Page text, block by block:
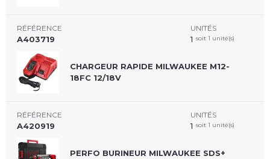
RÉFÉRENCE
A403719
CHARGEUR RAPIDE MILWAUKEE M12-
18FC 12/18V
UNITÉS
1 soit 1 unité(s)
RÉFÉRENCE
A420919
PERFO BURINEUR MILWAUKEE SDS+
UNITÉS
1 soit 1 unité(s)